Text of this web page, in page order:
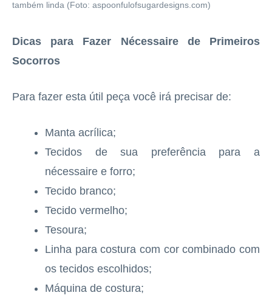
também linda (Foto: aspoonfulofsugardesigns.com)
Dicas para Fazer Nécessaire de Primeiros
Socorros
Para fazer esta útil peça você irá precisar de:
Manta acrílica;
Tecidos de sua preferência para a
nécessaire e forro;
Tecido branco;
Tecido vermelho;
Tesoura;
Linha para costura com cor combinado com
os tecidos escolhidos;
Máquina de costura;